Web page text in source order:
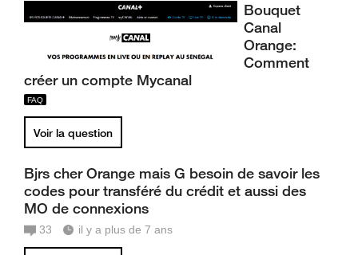
Bouquet
Canal
Orange:
Comment
créer un compte Mycanal
Voir la question
Bjrs cher Orange mais G besoin de savoir les
codes pour transféré du crédit et aussi des
MO de connexions
33 il y a plus de 7 ans